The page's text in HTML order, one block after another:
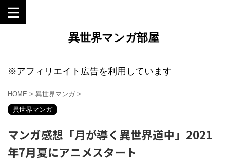
異世界マンガ部屋
※アフィリエイト広告を利用しています
HOME > 異世界マンガ >
異世界マンガ
マンガ感想「月が導く異世界道中」2021
年7月夏にアニメスタート